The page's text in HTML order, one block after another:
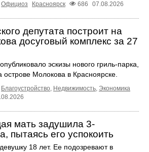
Официоз Красноярск 686 07.08.2026
депутата построит на
досуговый комплекс за 27
эскизы нового гриль-парка,
острове Молокова в Красноярске.
Благоустройство, Недвижимость, Экономика
мать задушила 3-
пытаясь его успокоить
18 лет. Ее подозревают в